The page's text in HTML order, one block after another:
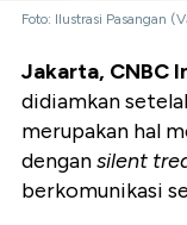
Foto: Ilustrasi Pasangan
Jakarta, CNBC
didiamkan
merupakan hal
dengansilent
berkomunikasi